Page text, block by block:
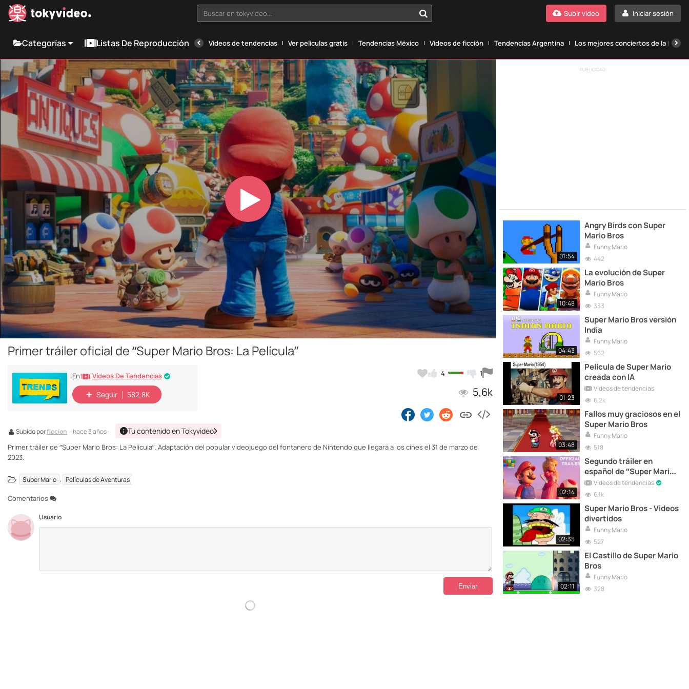
Buscar en tokyvideo... Iniciar sesión
Subir vídeo
Categorías Listas De Reproducción Vídeos de tendencias Ver películas gratis Tendencias México Vídeos de ficción Tendencias Argentina Los mejores conciertos de la
Play
Video
Primer tráiler oficial de “Super Mario Bros: La Película”
4 1
5,6k
En Vídeos De Tendencias
Seguir 582,8K
Subido porficcion · hace 3 años · Tu contenido en Tokyvideo
Primer tráiler de “Super Mario Bros: La Película”. Adaptación del popular videojuego del fontanero de Nintendo que llegará a los cines el 31 de marzo de
2023.
Super Mario , Películas de Aventuras
Comentarios
Usuario
PUBLICIDAD
01:54
Angry Birds con Super
Mario Bros
Funny Mario
442
10:48
La evolución de Super
Mario Bros
Funny Mario
333
04:43
Super Mario Bros versión
India
Funny Mario
562
01:23
Película de Super Mario
creada con IA
Vídeos de tendencias
6,2k
03:48
Fallos muy graciosos en el
Super Mario Bros
Funny Mario
518
02:14
Segundo tráiler en
español de “Super Mario
Bros: La película”
Vídeos de tendencias
6,1k
02:35
Super Mario Bros - Videos
divertidos
Funny Mario
527
02:11
El Castillo de Super Mario
Bros
Funny Mario
328